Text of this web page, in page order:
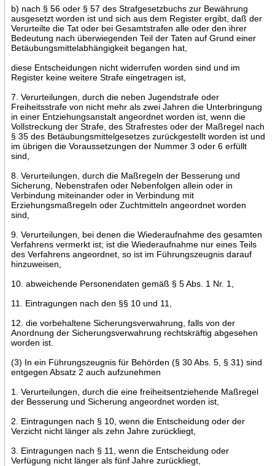
b) nach § 56 oder § 57 des Strafgesetzbuchs zur Bewährung
ausgesetzt worden ist und sich aus dem Register ergibt, daß der
Verurteilte die Tat oder bei Gesamtstrafen alle oder den ihrer
Bedeutung nach überwiegenden Teil der Taten auf Grund einer
Betäubungsmittelabhängigkeit begangen hat,
diese Entscheidungen nicht widerrufen worden sind und im
Register keine weitere Strafe eingetragen ist,
7. Verurteilungen, durch die neben Jugendstrafe oder
Freiheitsstrafe von nicht mehr als zwei Jahren die Unterbringung
in einer Entziehungsanstalt angeordnet worden ist, wenn die
Vollstreckung der Strafe, des Strafrestes oder der Maßregel nach
§ 35 des Betäubungsmittelgesetzes zurückgestellt worden ist und
im übrigen die Voraussetzungen der Nummer 3 oder 6 erfüllt
sind,
8. Verurteilungen, durch die Maßregeln der Besserung und
Sicherung, Nebenstrafen oder Nebenfolgen allein oder in
Verbindung miteinander oder in Verbindung mit
Erziehungsmaßregeln oder Zuchtmitteln angeordnet worden
sind,
9. Verurteilungen, bei denen die Wiederaufnahme des gesamten
Verfahrens vermerkt ist; ist die Wiederaufnahme nur eines Teils
des Verfahrens angeordnet, so ist im Führungszeugnis darauf
hinzuweisen,
10. abweichende Personendaten gemäß § 5 Abs. 1 Nr. 1,
11. Eintragungen nach den §§ 10 und 11,
12. die vorbehaltene Sicherungsverwahrung, falls von der
Anordnung der Sicherungsverwahrung rechtskräftig abgesehen
worden ist.
(3) In ein Führungszeugnis für Behörden (§ 30 Abs. 5, § 31) sind
entgegen Absatz 2 auch aufzunehmen
1. Verurteilungen, durch die eine freiheitsentziehende Maßregel
der Besserung und Sicherung angeordnet worden ist,
2. Eintragungen nach § 10, wenn die Entscheidung oder der
Verzicht nicht länger als zehn Jahre zurückliegt,
3. Eintragungen nach § 11, wenn die Entscheidung oder
Verfügung nicht länger als fünf Jahre zurückliegt,